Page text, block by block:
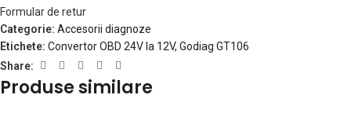
Formular de retur
Categorie: Accesorii diagnoze
Etichete: Convertor OBD 24V la 12V, Godiag GT106
Share:
Produse similare